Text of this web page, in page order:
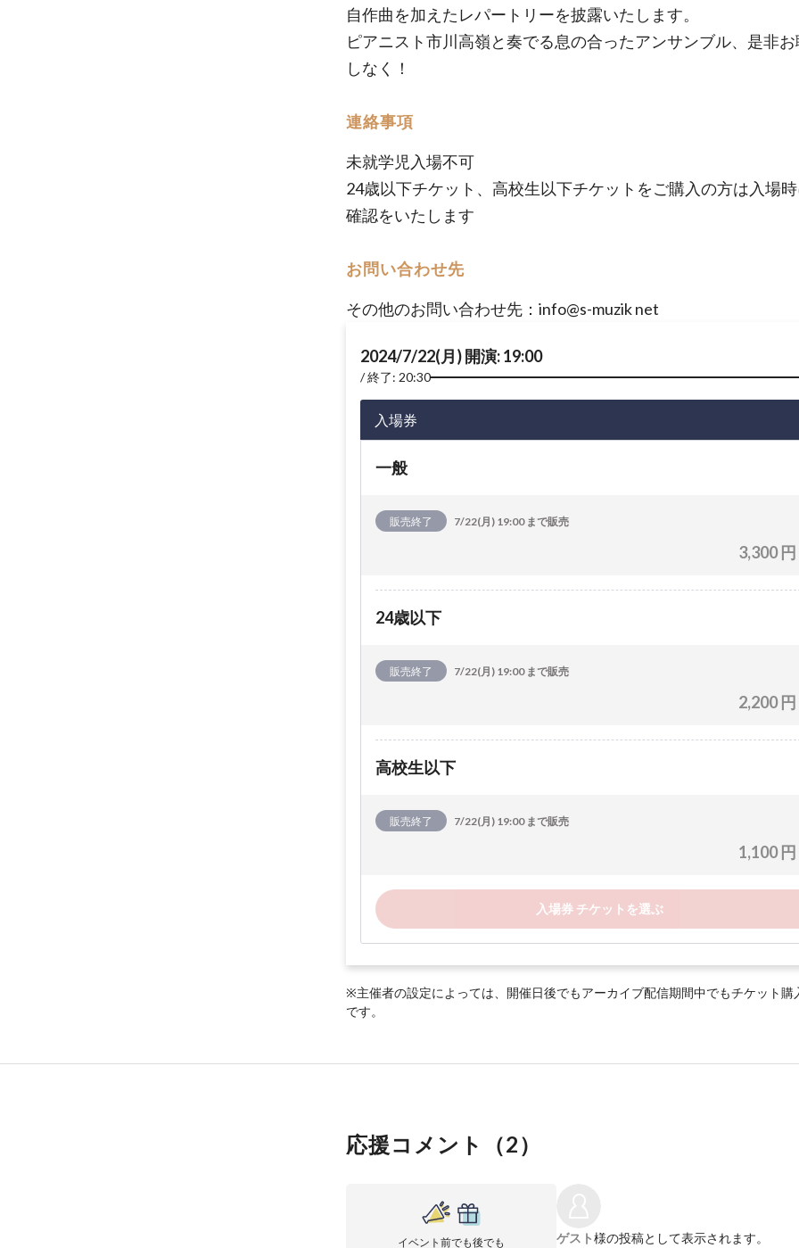
自作曲を加えたレパートリーを披露いたします。
ピアニスト市川高嶺と奏でる息の合ったアンサンブル、是非
しなく！
連絡事項
未就学児入場不可
24歳以下チケット、高校生以下チケットをご購入の方は入場
確認をいたします
お問い合わせ先
その他のお問い合わせ先：info@s-muzik net
2024/7/22(月) 開演: 19:00
終了: 20:30
入場券
一般
販売終了 7/22(月) 19:00 まで販売
3,300 円
24歳以下
販売終了 7/22(月) 19:00 まで販売
2,200 円
高校生以下
販売終了 7/22(月) 19:00 まで販売
1,100 円
入場券 チケットを選ぶ
※主催者の設定によっては、開催日後でもアーカイブ配信期間中でもチケット購
です。
応援コメント（2）
イベント前でも後でも ゲスト様の投稿として表示されます。